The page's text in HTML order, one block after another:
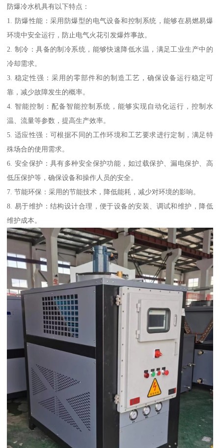
防爆冷水机具有以下特点：
1. 防爆性能：采用防爆型的电气设备和控制系统，能够在易燃易爆
环境中安全运行，防止电气火花引发爆炸事故。
2. 制冷：具备的制冷系统，能够快速降低水温，满足工业生产中的
冷却需求。
3. 稳定性强：采用的零部件和的制造工艺，确保设备运行稳定可
靠，减少故障发生的概率。
4. 智能控制：配备智能控制系统，能够实现自动化运行，控制水
温、流量等参数，提高生产效率。
5. 适应性强：可根据不同的工作环境和工艺要求进行定制，满足特
殊场合的使用需求。
6. 安全保护：具有多种安全保护功能，如过载保护、漏电保护、高
低压保护等，确保设备和操作人员的安全。
7. 节能环保：采用的节能技术，降低能耗，减少对环境的影响。
8. 易于维护：结构设计合理，便于设备的安装、调试和维护，降低
维护成本。